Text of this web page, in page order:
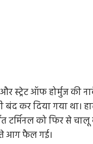
स्ट्रेट ऑफ होर्मुज
कर दिया गया था।
टर्मिनल को फिर से
आग फैल गई।